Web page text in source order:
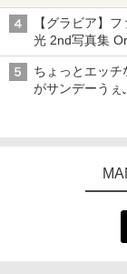
【グラビア】
光 2nd写真集
10月30日発売
ちょっとエッチ
がサンデーうぇ